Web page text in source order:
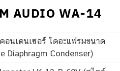
AUDIO WA-14
อนเดนเซอร์ ไดอะแฟรมขนาด
Diaphragm Condenser)